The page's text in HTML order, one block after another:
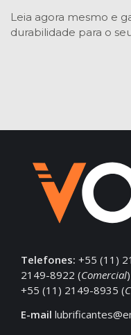
Leia agora mesmo e
durabilidade para o
Telefones: +55 (11)
2149-8922 (Comercial
+55 (11) 2149-8935 (
E-mail